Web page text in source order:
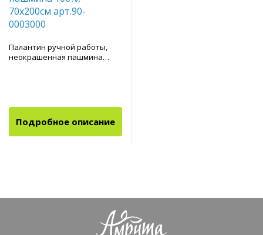
Палантин ручной работы,
неокрашенная пашмина
Подробное описание